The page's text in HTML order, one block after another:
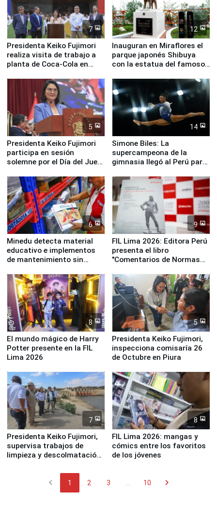
7
Presidenta Keiko Fujimori
realiza visita de trabajo a
planta de Coca-Cola en
12
Inauguran en Miraflores el
parque japonés Shibuya
con la estatua del famoso
5
Presidenta Keiko Fujimori
participa en sesión
solemne por el Día del Juez
14
Simone Biles: La
supercampeona de la
gimnasia llegó al Perú para
Panamericanos Lima 2027
6
Minedu detecta material
educativo e implementos
de mantenimiento sin
la UGEL 2
9
FIL Lima 2026: Editora Perú
presenta el libro
"Comentarios de Normas
Derecho Colectivo"
8
El mundo mágico de Harry
Potter presente en la FIL
Lima 2026
5
Presidenta Keiko Fujimori,
inspecciona comisaría 26
de Octubre en Piura
7
Presidenta Keiko Fujimori,
supervisa trabajos de
limpieza y descolmatación
8
FIL Lima 2026: mangas y
cómics entre los favoritos
de los jóvenes
chevron_left 1 2 3 10 chevron_right